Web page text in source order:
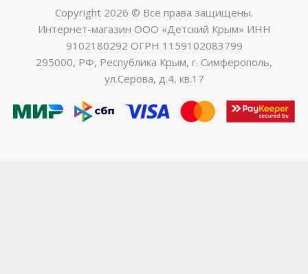
Copyright 2026 © Все права защищены.
Интернет-магазин ООО «Детский Крым» ИНН
9102180292 ОГРН 1159102083799
295000, РФ, Республика Крым, г. Симферополь,
ул.Серова, д.4, кв.17